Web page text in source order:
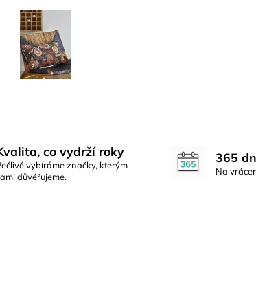
co vydrží roky
vybíráme značky, kterým
důvěřujeme.
365
Na